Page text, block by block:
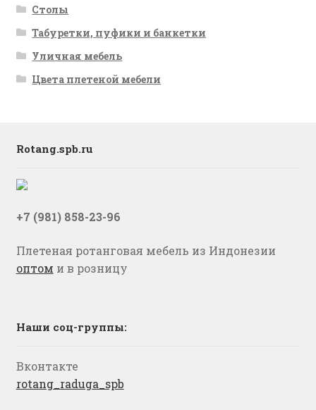
Столы
Табуретки, пуфики и банкетки
Уличная мебель
Цвета плетеной мебели
Rotang.spb.ru
+7 (981) 858-23-96
Плетеная ротанговая мебель из Индонезии
оптом и в розницу
Наши соц-группы:
Вконтакте
rotang_raduga_spb